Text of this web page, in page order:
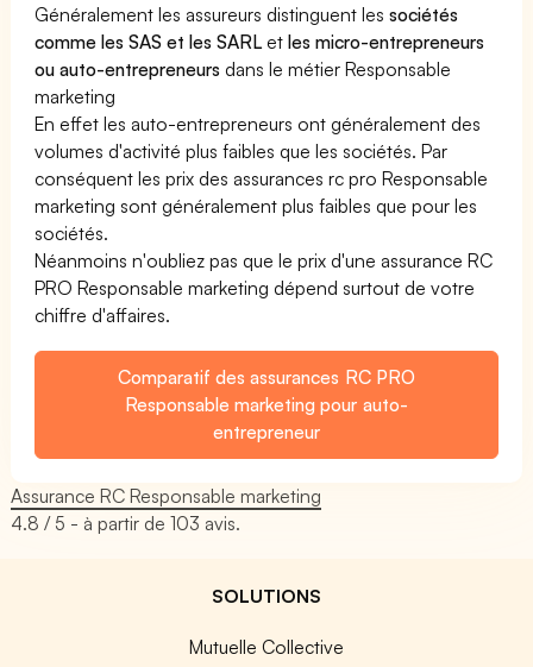
Généralement les assureurs distinguent lessociétés
comme les SAS et les SARL etles micro-entrepreneurs
ou auto-entrepreneurs dans le métier Responsable
marketing
En effet les auto-entrepreneurs ont généralement des
volumes d'activité plus faibles que les sociétés. Par
conséquent les prix des assurances rc pro Responsable
marketing sont généralement plus faibles que pour les
sociétés.
Néanmoins n'oubliez pas que le prix d'une assurance RC
PRO Responsable marketing dépend surtout de votre
chiffre d'affaires.
Comparatif des assurances RC PRO
Responsable marketing pour auto-
entrepreneur
Assurance RC Responsable marketing
4.8 / 5 - à partir de103 avis.
SOLUTIONS
Mutuelle Collective